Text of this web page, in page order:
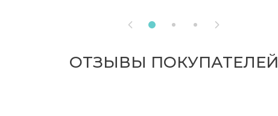
 
ОТЗЫВЫ ПОКУПАТЕЛЕЙ